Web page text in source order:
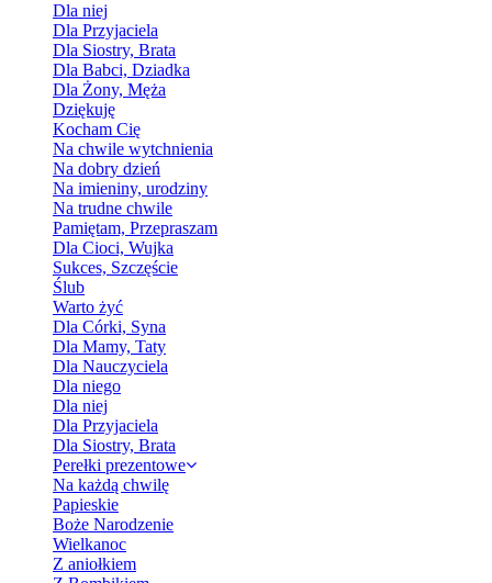
Dla niej
Dla Przyjaciela
Dla Siostry, Brata
Dla Babci, Dziadka
Dla Żony, Męża
Dziękuję
Kocham Cię
Na chwile wytchnienia
Na dobry dzień
Na imieniny, urodziny
Na trudne chwile
Pamiętam, Przepraszam
Dla Cioci, Wujka
Sukces, Szczęście
Ślub
Warto żyć
Dla Córki, Syna
Dla Mamy, Taty
Dla Nauczyciela
Dla niego
Dla niej
Dla Przyjaciela
Dla Siostry, Brata
Perełki prezentowe
Na każdą chwilę
Papieskie
Boże Narodzenie
Wielkanoc
Z aniołkiem